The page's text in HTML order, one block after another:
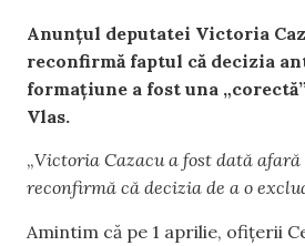
Anunțul deputatei Victoria
reconfirmă faptul că decizia
formațiune a fost una
Vlas.
„Victoria Cazacu a fost dată
reconfirmă că decizia de a o
Amintim că pe 1 aprilie, ofițerii